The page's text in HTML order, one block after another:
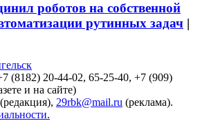
роботов на собственной
рутинных задач |
(8182) 20-44-02, 65-25-40, +7 (909)
и на сайте)
(редакция), 29rbk@mail.ru (реклама).